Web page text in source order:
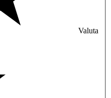
Valuta